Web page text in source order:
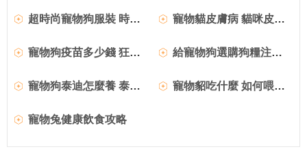
超時尚寵物狗服裝 時尚牛仔自制方法 寵物貓皮膚病 貓咪皮膚病有哪些
寵物狗疫苗多少錢 狂犬疫苗分析 給寵物狗選購狗糧注意事項
寵物狗泰迪怎麼養 泰迪犬飼養方法 寵物貂吃什麼 如何喂養寵物貂
寵物兔健康飲食攻略